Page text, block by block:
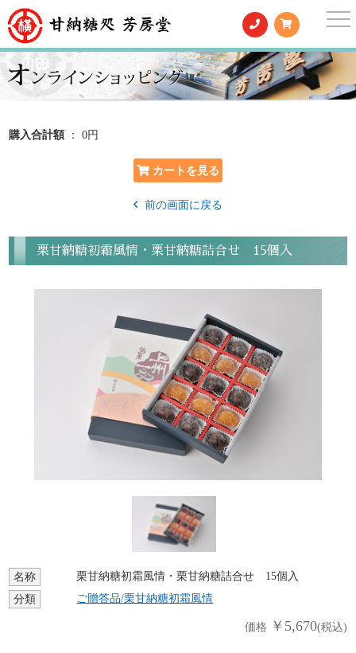
購入合計額 ： 0円
前の画面に戻る
栗甘納糖初霜風情・栗甘納糖詰合せ 15個入
名称
栗甘納糖初霜風情・栗甘納糖詰合せ 15個入
分類
ご贈答品/栗甘納糖初霜風情
価格 ￥5,670(税込)